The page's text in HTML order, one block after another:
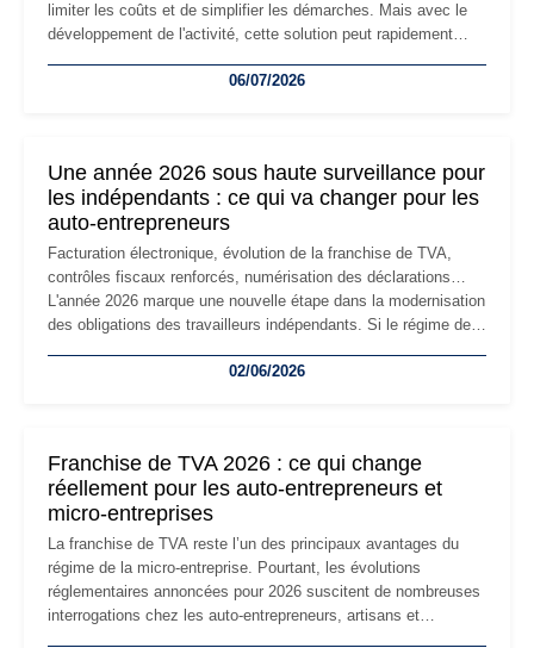
limiter les coûts et de simplifier les démarches. Mais avec le
développement de l'activité, cette solution peut rapidement
professionnels, recrutement, image de marque… Le
06/07/2026
Une année 2026 sous haute surveillance pour
les indépendants : ce qui va changer pour les
auto-entrepreneurs
Facturation électronique, évolution de la franchise de TVA,
contrôles fiscaux renforcés, numérisation des déclarations…
L'année 2026 marque une nouvelle étape dans la modernisation
des obligations des travailleurs indépendants. Si le régime de
les auto-entrepreneurs devront s'adapter à un environnement
02/06/2026
Franchise de TVA 2026 : ce qui change
réellement pour les auto-entrepreneurs et
micro-entreprises
La franchise de TVA reste l’un des principaux avantages du
régime de la micro-entreprise. Pourtant, les évolutions
réglementaires annoncées pour 2026 suscitent de nombreuses
interrogations chez les auto-entrepreneurs, artisans et